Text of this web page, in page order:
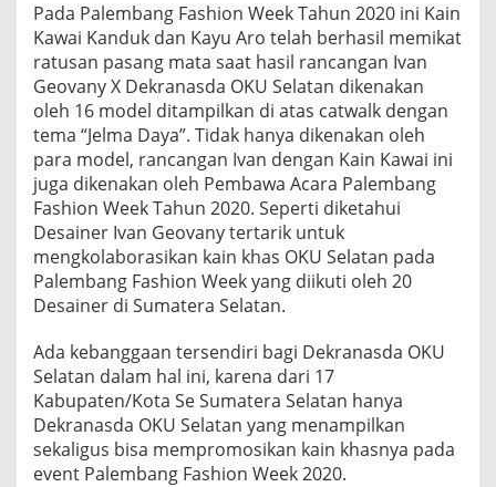
M
P
U
N
A
D
I
P
A
L
E
M
B
A
N
F
A
S
I
O
N
Pada Palembang Fashion Week Tahun 2020 ini Kain
Kawai Kanduk dan Kayu Aro telah berhasil memikat
ratusan pasang mata saat hasil rancangan Ivan
Geovany X Dekranasda OKU Selatan dikenakan
oleh 16 model ditampilkan di atas catwalk dengan
tema “Jelma Daya”. Tidak hanya dikenakan oleh
para model, rancangan Ivan dengan Kain Kawai ini
juga dikenakan oleh Pembawa Acara Palembang
Fashion Week Tahun 2020. Seperti diketahui
Desainer Ivan Geovany tertarik untuk
mengkolaborasikan kain khas OKU Selatan pada
Palembang Fashion Week yang diikuti oleh 20
Desainer di Sumatera Selatan.
Ada kebanggaan tersendiri bagi Dekranasda OKU
Selatan dalam hal ini, karena dari 17
Kabupaten/Kota Se Sumatera Selatan hanya
Dekranasda OKU Selatan yang menampilkan
sekaligus bisa mempromosikan kain khasnya pada
event Palembang Fashion Week 2020.